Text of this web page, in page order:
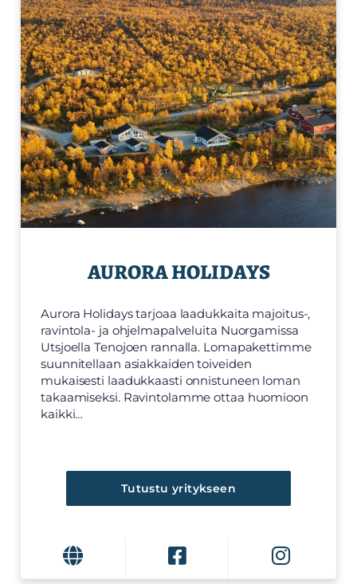
AURORA HOLIDAYS
Aurora Holidays tarjoaa laadukkaita majoitus-,
ravintola- ja ohjelmapalveluita Nuorgamissa
Utsjoella Tenojoen rannalla. Lomapakettimme
suunnitellaan asiakkaiden toiveiden
mukaisesti laadukkaasti onnistuneen loman
takaamiseksi. Ravintolamme ottaa huomioon
kaikki…
Tutustu yritykseen